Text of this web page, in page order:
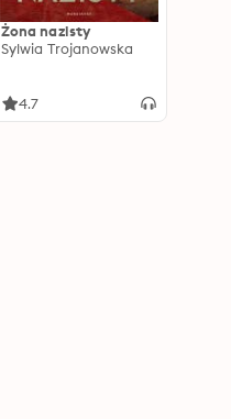
Żona nazisty
Sylwia Trojanowska
4.7